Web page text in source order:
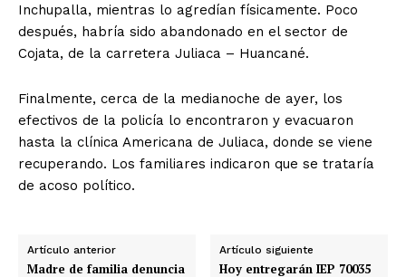
Inchupalla, mientras lo agredían físicamente. Poco
después, habría sido abandonado en el sector de
Cojata, de la carretera Juliaca – Huancané.
Finalmente, cerca de la medianoche de ayer, los
efectivos de la policía lo encontraron y evacuaron
hasta la clínica Americana de Juliaca, donde se viene
recuperando. Los familiares indicaron que se trataría
de acoso político.
Artículo anterior
Madre de familia denuncia
Artículo siguiente
Hoy entregarán IEP 70035